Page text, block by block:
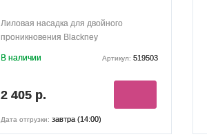
Лиловая насадка для двойного
проникновения Blackney
В наличии Артикул: 519503
2 405 р.
Дата отгрузки: завтра (14:00)